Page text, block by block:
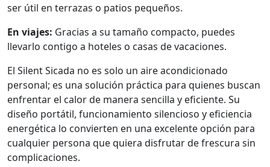
ser útil en terrazas o patios pequeños.
En viajes: Gracias a su tamaño compacto, puedes
llevarlo contigo a hoteles o casas de vacaciones.
El Silent Sicada no es solo un aire acondicionado
personal; es una solución práctica para quienes buscan
enfrentar el calor de manera sencilla y eficiente. Su
diseño portátil, funcionamiento silencioso y eficiencia
energética lo convierten en una excelente opción para
cualquier persona que quiera disfrutar de frescura sin
complicaciones.